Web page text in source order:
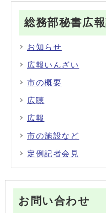
総務部秘書広
お知らせ
広報いんざい
市の概要
広聴
広報
市の施設など
定例記者会見
お問い合わせ